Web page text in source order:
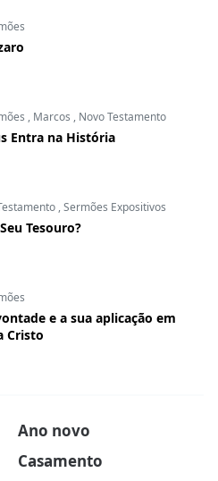
, Marcos , Novo Testamento
Entra na História
,Sermões Expositivos
Tesouro?
e a sua aplicação em
Cristo
Ano novo
Casamento